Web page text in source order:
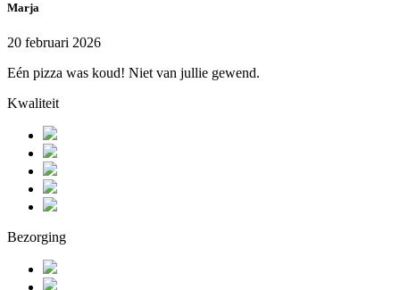
Marja
20 februari 2026
Eén pizza was koud! Niet van jullie gewend.
Kwaliteit
Bezorging